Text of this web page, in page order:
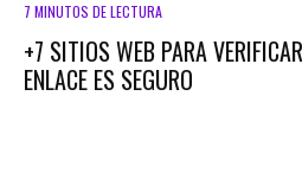
7 MINUTOS DE LECTURA
+7 SITIOS WEB PARA
ENLACE ES SEGURO